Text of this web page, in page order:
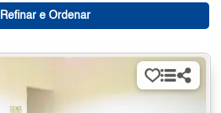
Refinar e Ordenar